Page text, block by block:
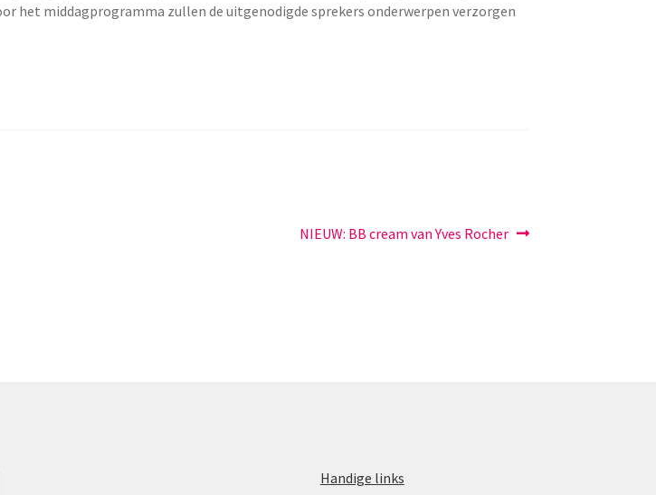
het middagprogramma zullen de uitgenodigde sprekers onderwerpen verzorgen
Volgend
NIEUW: BB cream van Yves Rocher
Handige links